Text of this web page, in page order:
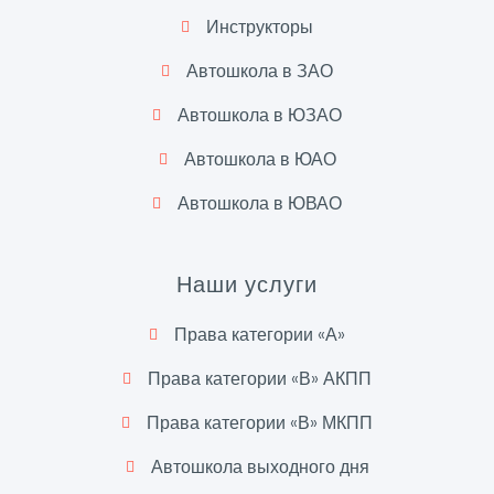
Инструкторы
Автошкола в ЗАО
Автошкола в ЮЗАО
Автошкола в ЮАО
Автошкола в ЮВАО
Наши услуги
Права категории «А»
Права категории «В» АКПП
Права категории «В» МКПП
Автошкола выходного дня